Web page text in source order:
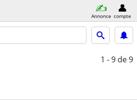
Annonce compte
1 - 9 de 9